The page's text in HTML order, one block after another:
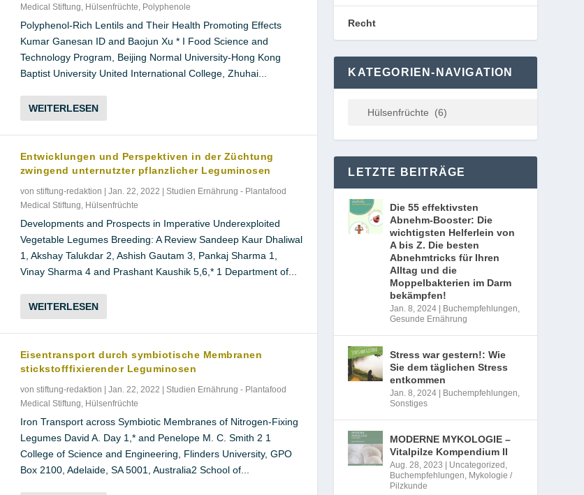
Medical Stiftung, Hülsenfrüchte, Polyphenole
Polyphenol-Rich Lentils and Their Health Promoting Effects
Kumar Ganesan ID and Baojun Xu * I Food Science and
Technology Program, Beijing Normal University-Hong Kong
Baptist University United International College, Zhuhai...
WEITERLESEN
Entwicklungen und Perspektiven in der Züchtung
zwingend unternutzter pflanzlicher Leguminosen
von stiftung-redaktion Jan. 22, 2022
Studien Ernährung - Plantafood
Medical Stiftung, Hülsenfrüchte
Developments and Prospects in Imperative Underexploited
Vegetable Legumes Breeding: A Review Sandeep Kaur Dhaliwal
1, Akshay Talukdar 2, Ashish Gautam 3, Pankaj Sharma 1,
Vinay Sharma 4 and Prashant Kaushik 5,6,* 1 Department of...
WEITERLESEN
Eisentransport durch symbiotische Membranen
stickstofffixierender Leguminosen
von stiftung-redaktion Jan. 22, 2022
Studien Ernährung - Plantafood
Medical Stiftung, Hülsenfrüchte
Iron Transport across Symbiotic Membranes of Nitrogen-Fixing
Legumes David A. Day 1,* and Penelope M. C. Smith 2 1
College of Science and Engineering, Flinders University, GPO
Box 2100, Adelaide, SA 5001, Australia2 School of...
Recht
KATEGORIEN-NAVIGATION
LETZTE BEITRÄGE
Die 55 effektivsten
Abnehm-Booster: Die
wichtigsten Helferlein von
A bis Z. Die besten
Abnehmtricks für Ihren
Alltag und die
Moppelbakterien im Darm
bekämpfen!
Jan. 8, 2024 Buchempfehlungen,
Gesunde Ernährung
Stress war gestern!: Wie
Sie dem täglichen Stress
entkommen
Jan. 8, 2024 Buchempfehlungen,
Sonstiges
MODERNE MYKOLOGIE –
Vitalpilze Kompendium II
Aug. 28, 2023 Uncategorized ,
Buchempfehlungen, Mykologie /
Pilzkunde